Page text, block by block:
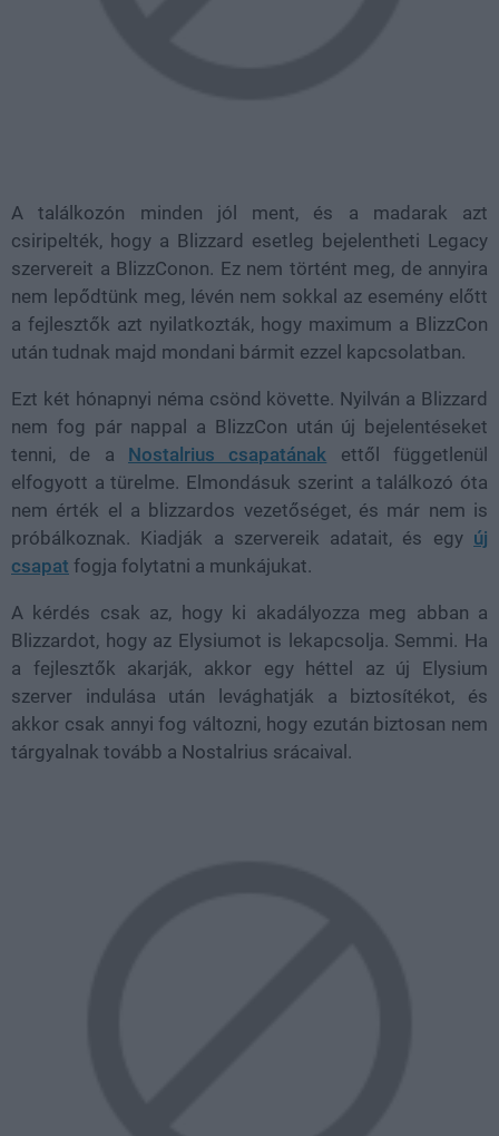
A találkozón minden jól ment, és a madarak azt
csiripelték, hogy a Blizzard esetleg bejelentheti Legacy
szervereit a BlizzConon. Ez nem történt meg, de annyira
nem lepődtünk meg, lévén nem sokkal az esemény előtt
a fejlesztők azt nyilatkozták, hogy maximum a BlizzCon
után tudnak majd mondani bármit ezzel kapcsolatban.
Ezt két hónapnyi néma csönd követte. Nyilván a Blizzard
nem fog pár nappal a BlizzCon után új bejelentéseket
tenni, de a Nostalrius csapatának ettől függetlenül
elfogyott a türelme. Elmondásuk szerint a találkozó óta
nem érték el a blizzardos vezetőséget, és már nem is
próbálkoznak. Kiadják a szervereik adatait, és egy új
csapat fogja folytatni a munkájukat.
A kérdés csak az, hogy ki akadályozza meg abban a
Blizzardot, hogy az Elysiumot is lekapcsolja. Semmi. Ha
a fejlesztők akarják, akkor egy héttel az új Elysium
szerver indulása után levághatják a biztosítékot, és
akkor csak annyi fog változni, hogy ezután biztosan nem
tárgyalnak tovább a Nostalrius srácaival.